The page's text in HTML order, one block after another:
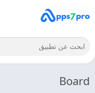
Board